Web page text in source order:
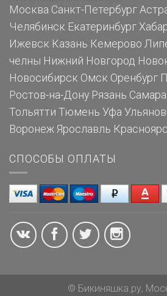
Москва Санкт-Петербург
Челябинск Екатеринбург
Ижевск Казань Кемерово
челны Нижний Новгород
Новосибирск Омск Оренбург
Ростов-на-Дону Рязань Самара
Тольятти Тюмень Уфа
Воронеж Ярославль
СПОСОБЫ ОПЛАТЫ
© Бикиняшка.ру,